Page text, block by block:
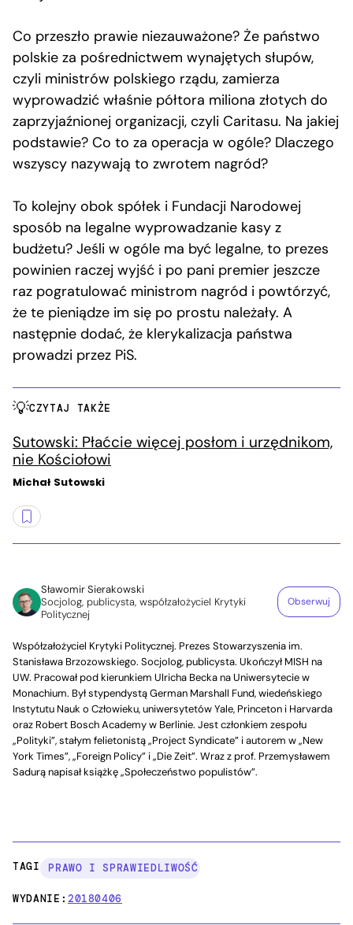
Co przeszło prawie niezauważone? Że państwo
polskie za pośrednictwem wynajętych słupów,
czyli ministrów polskiego rządu, zamierza
wyprowadzić właśnie półtora miliona złotych do
zaprzyjaźnionej organizacji, czyli Caritasu. Na jakiej
podstawie? Co to za operacja w ogóle? Dlaczego
wszyscy nazywają to zwrotem nagród?
To kolejny obok spółek i Fundacji Narodowej
sposób na legalne wyprowadzanie kasy z
budżetu? Jeśli w ogóle ma być legalne, to prezes
powinien raczej wyjść i po pani premier jeszcze
raz pogratulować ministrom nagród i powtórzyć,
że te pieniądze im się po prostu należały. A
następnie dodać, że klerykalizacja państwa
prowadzi przez PiS.
CZYTAJ TAKŻE
Sutowski: Płaćcie więcej posłom i urzędnikom,
nie Kościołowi
Michał Sutowski
Sławomir Sierakowski
Socjolog, publicysta, współzałożyciel Krytyki
Politycznej
Obserwuj
Współzałożyciel Krytyki Politycznej. Prezes Stowarzyszenia im.
Stanisława Brzozowskiego. Socjolog, publicysta. Ukończył MISH na
UW. Pracował pod kierunkiem Ulricha Becka na Uniwersytecie w
Monachium. Był stypendystą German Marshall Fund, wiedeńskiego
Instytutu Nauk o Człowieku, uniwersytetów Yale, Princeton i Harvarda
oraz Robert Bosch Academy w Berlinie. Jest członkiem zespołu
„Polityki”, stałym felietonistą „Project Syndicate” i autorem w „New
York Times”, „Foreign Policy” i „Die Zeit”. Wraz z prof. Przemysławem
Sadurą napisał książkę „Społeczeństwo populistów”.
TAGI: PRAWO I SPRAWIEDLIWOŚĆ
WYDANIE:20180406